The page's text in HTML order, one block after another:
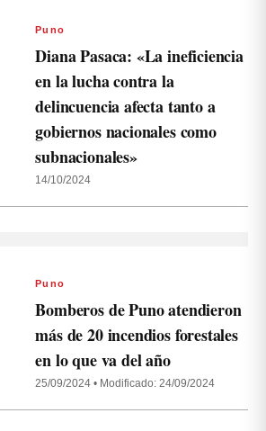
Puno
Diana Pasaca: «La ineficiencia
en la lucha contra la
delincuencia afecta tanto a
gobiernos nacionales como
subnacionales»
14/10/2024
Puno
Bomberos de Puno atendieron
más de 20 incendios forestales
en lo que va del año
25/09/2024 • Modificado: 24/09/2024